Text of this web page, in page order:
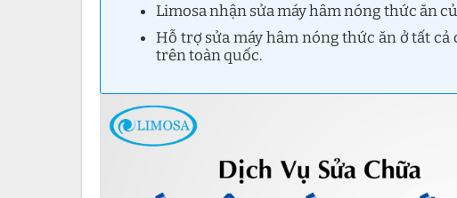
Limosa nhận sửa máy hâm nóng thức ăn
Hỗ trợ sửa máy hâm nóng thức ăn ở tất
trên toàn quốc.